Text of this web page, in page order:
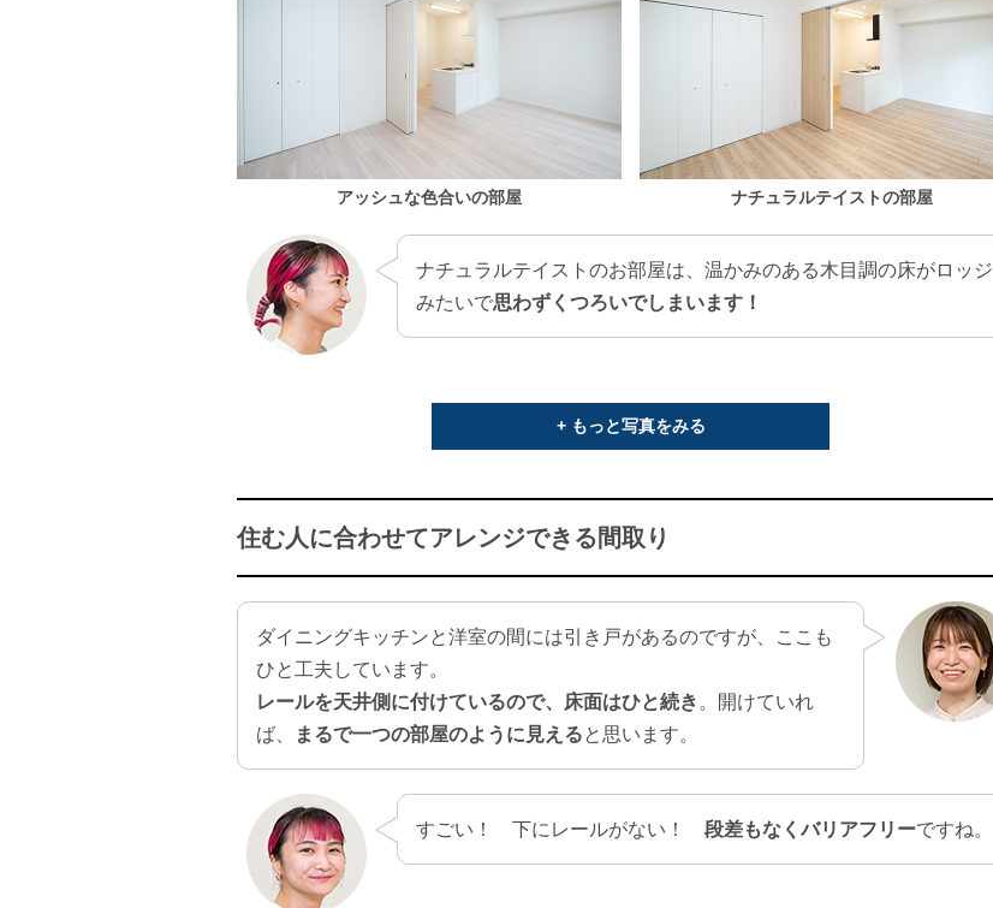
アッシュな色合いの部屋 ナチュラルテイストの部屋
ナチュラルテイストのお部屋は、温かみのある木目調の床がロッジ
みたいで思わずくつろいでしまいます！
+ もっと写真をみる
住む人に合わせてアレンジできる間取り
ダイニングキッチンと洋室の間には引き戸があるのですが、ここも
ひと工夫しています。
レールを天井側に付けているので、床面はひと続き 。開けていれ
ば、
まるで一つの部屋のように見えると思います。
すごい！ 下にレールがない！ 段差もなくバリアフリーですね。